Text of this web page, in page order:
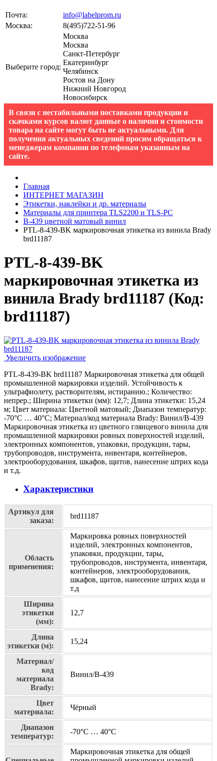
Почта:
info@labelprom.ru
Москва: 8(495)722-51-96
Выберите город:
Москва
Москва
Санкт-Петербург
Екатеринбург
Челябинск
Ростов на Дону
Нижний Новгород
Новосибирск
В связи с нестабильными поставками продукции и
скачками курсов валют данные о наличии и стоимости
товара на сайте могут быть не актуальными. Для
получения актуальных сведений просим обращаться к
менеджерам компании по телефонам указанным на
сайте.
Главная
ИНТЕРНЕТ МАГАЗИН
Этикетки, наклейки и др. материалы
Материалы для принтера TLS2200 и TLS-PC
B-439 цветной матовый винил
PTL-8-439-BK маркировочная этикетка из винила Brady
brd11187
PTL-8-439-BK
маркировочная этикетка из
винила Brady brd11187 (Код:
brd11187)
Увеличить изображение
PTL-8-439-BK brd11187 Маркировочная этикетка для общей
промышленной маркировки изделий. Устойчивость к
ультрафиолету, растворителям, истиранию.; Количество:
непрер.; Ширина этикетки (мм): 12,7; Длина этикетки: 15,24
м; Цвет материала: Цветной матовый; Диапазон температур:
-70°C … 40°C; Материал/код материала Brady: Винил/В-439
Маркировочная этикетка из цветного глянцевого винила для
промышленной маркировки ровных поверхностей изделий,
электронных компонентов, упаковки, продукции, тары,
трубопроводов, инструмента, инвентаря, контейнеров,
электрооборудования, шкафов, щитов, нанесение штрих кода
и т.д.
Характеристики
Артикул для
заказа:
brd11187
Область
применения:
Маркировка ровных поверхностей
изделий, электронных компонентов,
упаковки, продукции, тары,
трубопроводов, инструмента, инвентаря,
контейнеров, электрооборудования,
шкафов, щитов, нанесение штрих кода и
т.д
Ширина
этикетки
(мм):
12,7
Длина
этикетки (м):
15,24
Материал/
код
материала
Brady:
Винил/В-439
Цвет
материала:
Чёрный
Диапазон
температур:
-70°C … 40°C
Маркировочная этикетка для общей